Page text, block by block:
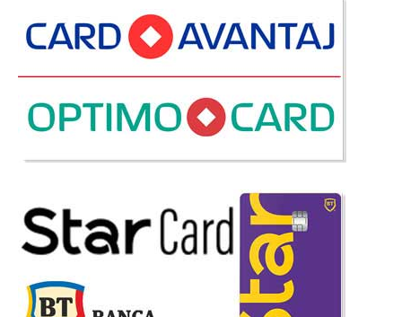
Mobila Dormitor Domino
dormitor Domino este o alegere perfecta pentru fiecare dintre noi. Setul
de mobila dormitor Domino a fost proiectat si fabricat in cea mai renumita
fabri..
2.563 Lei